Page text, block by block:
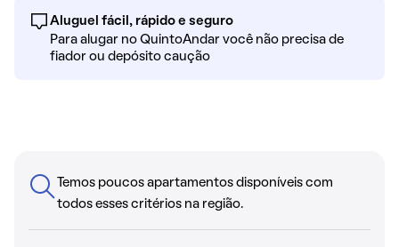
Aluguel fácil, rápido e seguro
Para alugar no QuintoAndar você não precisa de
fiador ou depósito caução
Temos poucos apartamentos disponíveis com
todos esses critérios na região.